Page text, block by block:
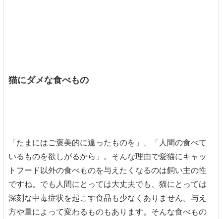
猫にダメな食べもの
「たまにはご褒美的に違ったものを」、「人間の食べて
いるものを欲しがるから」。そんな理由で愛猫にキャッ
トフード以外の食べものを与えたくなるのは飼い主の性
ですね。でも人間にとっては大丈夫でも、猫にとっては
深刻な中毒症状を起こす食品も少なくありません。与え
方や量によって変わるものもあります。そんな食べもの